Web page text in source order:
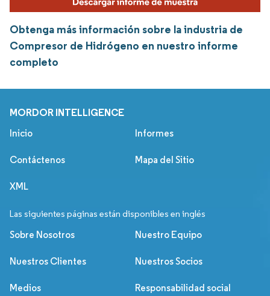
Obtenga más información sobre la industria de
Compresor de Hidrógeno en nuestro informe
completo
MORDOR INTELLIGENCE
Inicio Informes
Contáctenos Mapa del Sitio
XML
Las siguientes páginas están disponibles en inglés
Sobre Nosotros Nuestro Equipo
Nuestros Clientes Nuestros Socios
Medios Responsabilidad social